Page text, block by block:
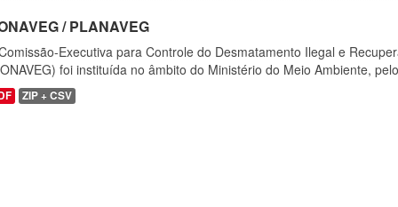
/ PLANAVEG
Executiva para Controle do Desmatamento Ilegal e
foi instituída no âmbito do Ministério do Meio Ambiente,
ZIP + CSV